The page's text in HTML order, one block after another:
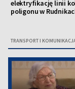
elektryfikację linii
poligonu w
TRANSPORT I